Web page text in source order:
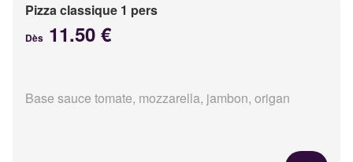
Pizza classique 1 pers
Dès 11.50 €
Base sauce tomate, mozzarella, jambon, origan